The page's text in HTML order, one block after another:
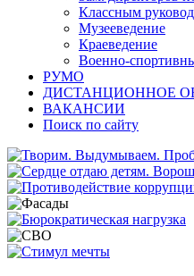
Классным
Музееведение
Краеведение
Военно-
РУМО
ДИСТАНЦИОННОЕ
ВАКАНСИИ
Поиск по сайту